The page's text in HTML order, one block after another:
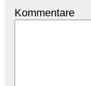
Kommentare